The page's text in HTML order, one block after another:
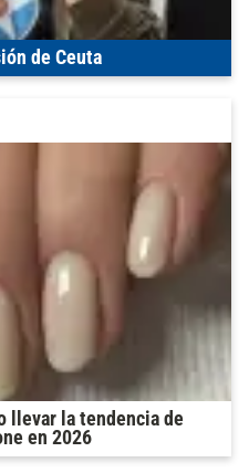
de Ceuta
llevar la tendencia de
en 2026